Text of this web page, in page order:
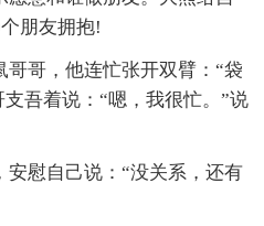
朋友拥抱!
哥哥，他连忙张开双臂：“袋
吾着说：“嗯，我很忙。”说
安慰自己说：“没关系，还有